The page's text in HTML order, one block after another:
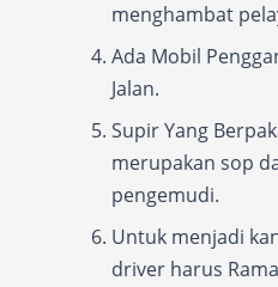
menghambat
Ada Mobil
Jalan.
Supir Yang
merupakan sop
pengemudi.
Untuk menjadi
driver harus